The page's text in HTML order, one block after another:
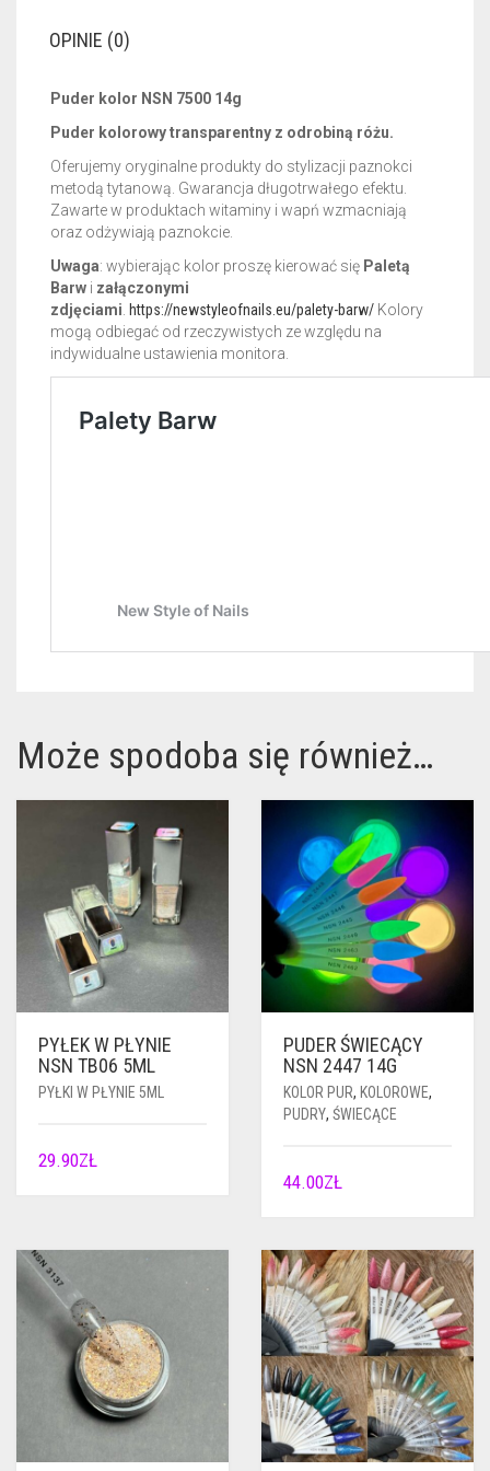
OPINIE (0)
Puder kolor NSN 7500 14g
Puder kolorowy transparentny z odrobiną różu.
Oferujemy oryginalne produkty do stylizacji paznokci
metodą tytanową. Gwarancja długotrwałego efektu.
Zawarte w produktach witaminy i wapń wzmacniają
oraz odżywiają paznokcie.
Uwaga: wybierając kolor proszę kierować się Paletą
Barw i załączonymi
zdjęciami https://newstyleofnails.eu/palety-barw/ Kolory
mogą odbiegać od rzeczywistych ze względu na
indywidualne ustawienia monitora.
Może spodoba się również…
PYŁEK W PŁYNIE
NSN TB06 5ML
PYŁKI W PŁYNIE 5ML
29.90ZŁ
PUDER ŚWIECĄCY
NSN 2447 14G
KOLOR PUR, KOLOROWE,
PUDRY, ŚWIECĄCE
44.00ZŁ